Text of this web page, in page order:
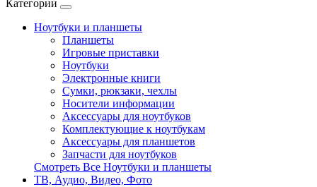
Категории
Ноутбуки и планшеты
Планшеты
Игровые приставки
Ноутбуки
Электронные книги
Сумки, рюкзаки, чехлы
Носители информации
Аксессуары для ноутбуков
Комплектующие к ноутбукам
Аксессуары для планшетов
Запчасти для ноутбуков
Смотреть Все Ноутбуки и планшеты
ТВ, Аудио, Видео, Фото